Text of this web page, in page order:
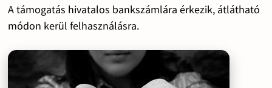
A támogatás hivatalos bankszámlára érkezik, átlátható
módon kerül felhasználásra.